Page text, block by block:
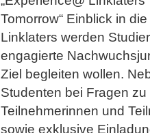
Tomorrow“ Einblick in
Linklaters werden
engagierte
Ziel begleiten wollen.
Studenten bei Fragen
Teilnehmerinnen und
sowie exklusive